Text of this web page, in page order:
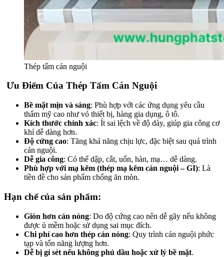
Thép tấm cán nguội
Ưu Điểm Của Thép Tấm Cán Nguội
Bề mặt mịn và sáng: Phù hợp với các ứng dụng yêu cầu
thẩm mỹ cao như vỏ thiết bị, hàng gia dụng, ô tô.
Kích thước chính xác: Ít sai lệch về độ dày, giúp gia công cơ
khí dễ dàng hơn.
Độ cứng cao: Tăng khả năng chịu lực, đặc biệt sau quá trình
cán nguội.
Dễ gia công: Có thể dập, cắt, uốn, hàn, mạ… dễ dàng.
Phù hợp với mạ kẽm (thép mạ kẽm cán nguội – GI): Là
tiền đề cho sản phẩm chống ăn mòn.
Hạn chế của sản phẩm:
Giòn hơn cán nóng: Do độ cứng cao nên dễ gãy nếu không
được ủ mềm hoặc sử dụng sai mục đích.
Chi phí cao hơn thép cán nóng: Quy trình cán nguội phức
tạp và tốn năng lượng hơn.
Dễ bị gỉ sét nếu không phủ dầu hoặc xử lý bề mặt.